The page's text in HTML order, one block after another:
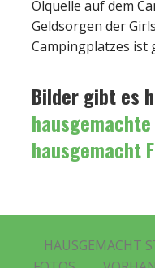
Ölquelle auf dem
Geldsorgen der
Campingplatzes ist
Bilder
hausgemacht
HAUSGEMACHT